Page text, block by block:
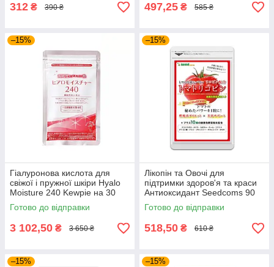
312 ₴ 390 ₴ 497,25 ₴ 585 ₴
–15%
Гіалуронова кислота для
свіжої і пружної шкіри Hyalo
Moisture 240 Kewpie на 30
днів прийому
Готово до відправки
3 102,50 ₴ 3 650 ₴
–15%
Лікопін та Овочі для
підтримки здоров'я та краси
Антиоксидант Seedcoms 90
капсул на 3 місяці прийому
Готово до відправки
518,50 ₴ 610 ₴
–15% –15%